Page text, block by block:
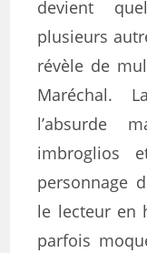
devient
plusieurs
révèle de
Maréchal.
l’absurde
imbroglios
personnage
le lecteur en
parfois